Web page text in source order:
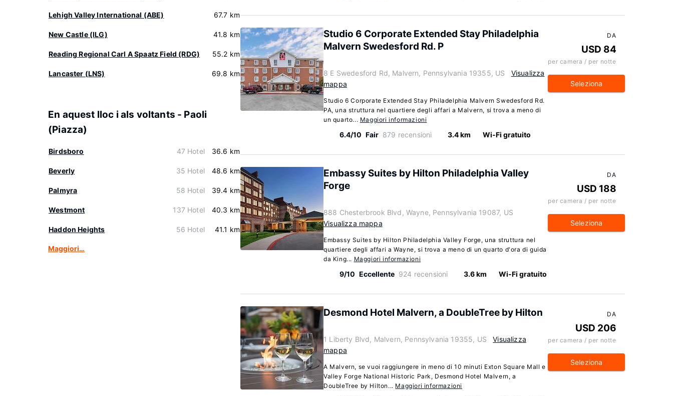
Lehigh Valley International (ABE) 67.7 km
New Castle (ILG) 41.8 km
Reading Regional Carl A Spaatz Field (RDG) 55.2 km
Lancaster (LNS) 69.8 km
En aquest lloc i als voltants - Paoli
(Piazza)
Birdsboro 47 Hotel 36.6 km
Beverly 35 Hotel 48.6 km
Palmyra 58 Hotel 39.4 km
Westmont 137 Hotel 40.3 km
Haddon Heights 56 Hotel 41.1 km
Maggiori…
Studio 6 Corporate Extended Stay Philadelphia
Malvern Swedesford Rd. P
8 E Swedesford Rd, Malvern, Pennsylvania 19355, US
Visualizza
mappa
Studio 6 Corporate Extended Stay Philadelphia Malvern Swedesford Rd.
PA, una struttura nel quartiere degli affari a Malvern, si trova a meno di
un quarto... Maggiori informazioni
6.4/10 Fair 879 recensioni 3.4 km Wi-Fi gratuito
DA
USD 84
per camera / per notte
Seleziona
Embassy Suites by Hilton Philadelphia Valley
Forge
888 Chesterbrook Blvd, Wayne, Pennsylvania 19087, US
Visualizza mappa
Embassy Suites by Hilton Philadelphia Valley Forge, una struttura nel
quartiere degli affari a Wayne, si trova a meno di un quarto d'ora di guida
da King... Maggiori informazioni
9/10 Eccellente 924 recensioni 3.6 km Wi-Fi gratuito
DA
USD 188
per camera / per notte
Seleziona
Desmond Hotel Malvern, a DoubleTree by Hilton
1 Liberty Blvd, Malvern, Pennsylvania 19355, US
Visualizza
mappa
A Malvern, se vuoi raggiungere in meno di 10 minuti Exton Square Mall e
Valley Forge National Historic Park, Desmond Hotel Malvern, a
DoubleTree by Hilton... Maggiori informazioni
DA
USD 206
per camera / per notte
Seleziona